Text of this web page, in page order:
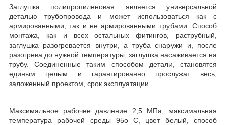
Заглушка полипропиленовая является универсальной
деталью трубопровода и может использоваться как с
армированными, так и не армированными трубами. Способ
монтажа, как и всех остальных фитингов, раструбный,
заглушка разогревается внутри, а труба снаружи и, после
разогрева до нужной температуры, заглушка насаживается на
трубу. Соединенные таким способом детали, становятся
единым целым и гарантированно прослужат весь,
заложенный проектом, срок эксплуатации.
Максимальное рабочее давление 2,5 МПа, максимальная
температура рабочей среды 95оС, цвет белый, способ